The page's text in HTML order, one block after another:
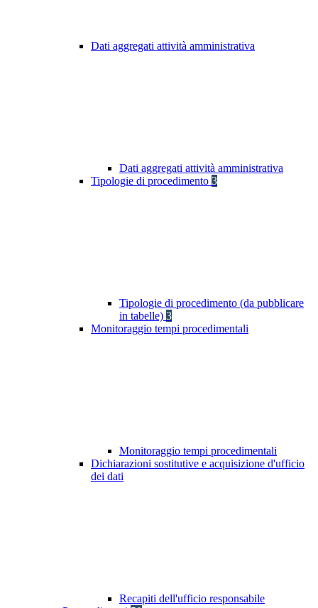
Dati aggregati attività amministrativa
Dati aggregati attività amministrativa
Tipologie di procedimento 3
Tipologie di procedimento (da pubblicare
in tabelle) 3
Monitoraggio tempi procedimentali
Monitoraggio tempi procedimentali
Dichiarazioni sostitutive e acquisizione d'ufficio
dei dati
Recapiti dell'ufficio responsabile